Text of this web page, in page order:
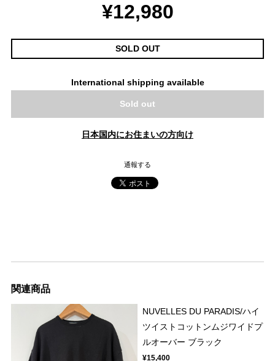
¥12,980
SOLD OUT
International shipping available
Sold out
日本国内にお住まいの方向け
通報する
関連商品
NUVELLES DU PARADIS/ハイ
ツイストコットンムジワイドプ
ルオーバー ブラック
¥15,400